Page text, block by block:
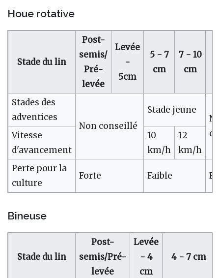
Houe rotative
Stade du lin
Post-
semis/
Pré-
levée
Levée
-
5cm
5 - 7
cm
7 - 10
cm
Stades des
adventices
Non conseillé
Stade jeune
Vitesse
d'avancement
10
km/h
12
km/h
Perte pour la
culture
Forte Faible
Bineuse
Stade du lin
Post-
semis/Pré-
levée
Levée
- 4
cm
4 - 7 cm